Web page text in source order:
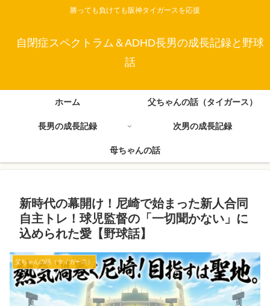
勝っても負けても阪神タイガースを応援
自閉症スペクトラム＆ADHD長男の成長記録と野球
話
ホーム 父ちゃんの話（タイガース）
長男の成長記録 次男の成長記録
母ちゃんの話
新時代の幕開け！尼崎で始まった新人合同
自主トレ！球児監督の「一切聞かない」に
込められた愛【野球話】
父ちゃんの話（タイガース）